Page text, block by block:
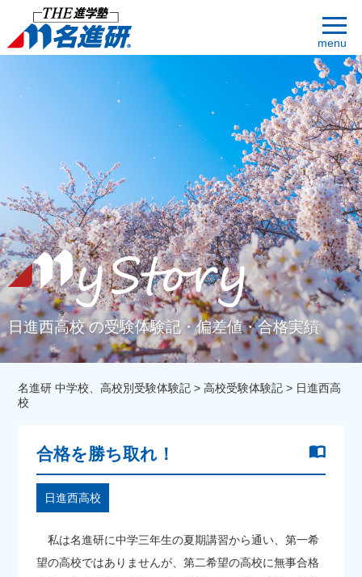
menu
日進西高校 の受験体験記・偏差値・合格実績
名進研 中学校、高校別受験体験記 >高校受験体験記 > 日進西高
校
合格を勝ち取れ！
日進西高校
私は名進研に中学三年生の夏期講習から通い、第一希
望の高校ではありませんが、第二希望の高校に無事合格